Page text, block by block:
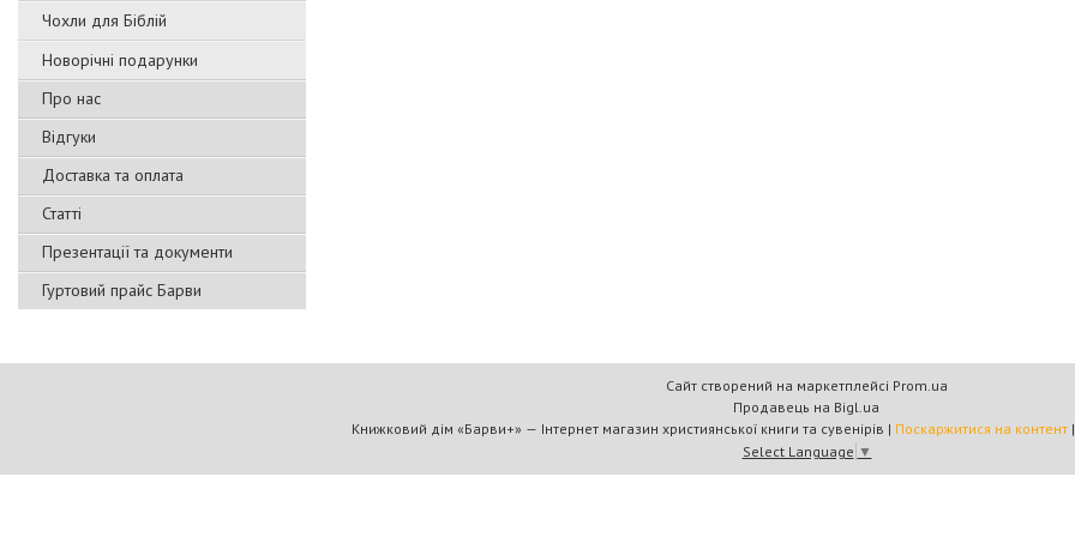
Чохли для Біблій
Новорічні подарунки
Про нас
Відгуки
Доставка та оплата
Статті
Презентації та документи
Гуртовий прайс Барви
Сайт створений на маркетплейсі Prom.ua
Продавець на Bigl.ua
Книжковий дім «Барви+» — Інтернет магазин християнської книги та сувенірів | Поскаржитися на контент |
Select Language ▼